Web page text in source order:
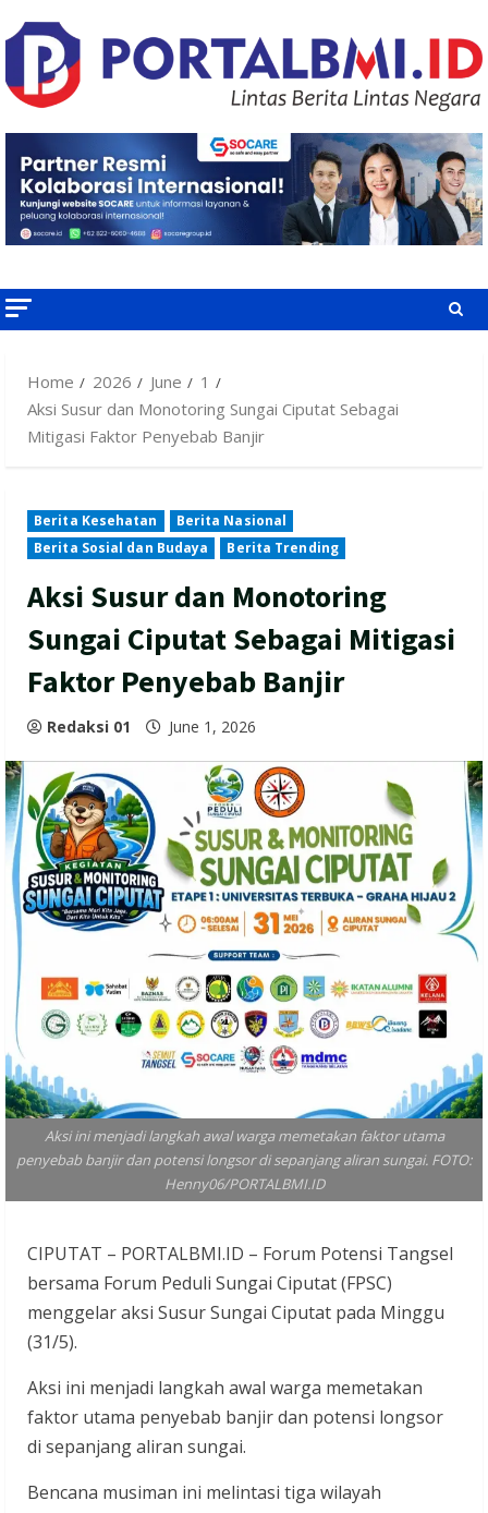
to
content
Home 2026 June
1
Aksi Susur dan Monotoring Sungai Ciputat Sebagai
Mitigasi Faktor Penyebab Banjir
Berita Kesehatan
Berita Nasional
Berita Sosial dan Budaya
Berita Trending
Aksi Susur dan Monotoring
Sungai Ciputat Sebagai Mitigasi
Faktor Penyebab Banjir
Redaksi 01 June 1, 2026
Aksi ini menjadi langkah awal warga memetakan faktor utama
penyebab banjir dan potensi longsor di sepanjang aliran sungai. FOTO:
Henny06/PORTALBMI.ID
CIPUTAT – PORTALBMI.ID – Forum Potensi Tangsel
bersama Forum Peduli Sungai Ciputat (FPSC)
menggelar aksi Susur Sungai Ciputat pada Minggu
(31/5).
Aksi ini menjadi langkah awal warga memetakan
faktor utama penyebab banjir dan potensi longsor
di sepanjang aliran sungai.
Bencana musiman ini melintasi tiga wilayah